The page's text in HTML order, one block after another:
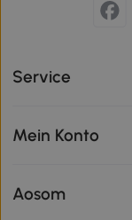
Service
Mein Konto
Aosom